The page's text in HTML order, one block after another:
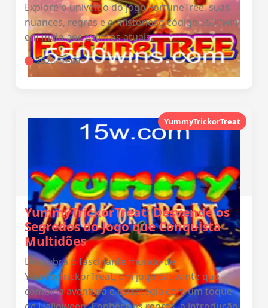
Explore o universo do jogo FortuneTree, suas
nuances, regras e o misterioso código 5500win,
em meio aos eventos atuais.
2026-04-09
YummyTrickorTreat
YummyTrickorTreat: Desvende os
Segredos do Jogo que Conquista
Multidões
Descubra o fascinante mundo de
YummyTrickorTreat, um jogo cativante que
combina aventura e estratégia com um toque